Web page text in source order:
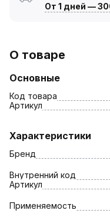
От 1 дней —
О товаре
Основные
Код товара
Артикул
Характеристики
Бренд
Внутренний код
Артикул
Применяемость